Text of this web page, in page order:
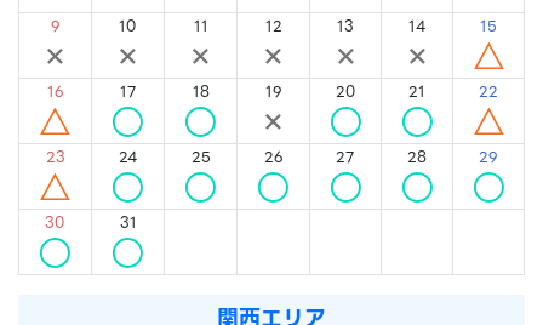
9
×
10
×
11
×
12
×
13
×
14
×
15
△
16
△
17
○
18
○
19
×
20
○
21
○
22
△
23
△
24
○
25
○
26
○
27
○
28
○
29
○
30
○
31
○